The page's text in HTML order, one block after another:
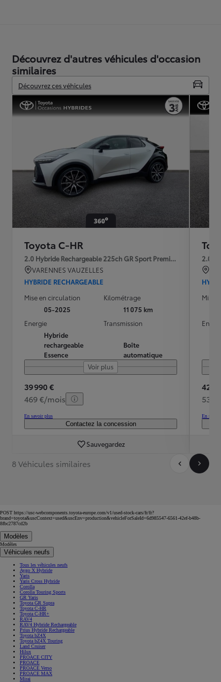
Découvrez d'autres véhicules d'occasion
similaires
Découvrez ces véhicules
Toyota C-HR
2.0 Hybride Rechargeable 225ch GR Sport Premiere MY25
VARENNES VAUZELLES
HYBRIDE RECHARGEABLE
Mise en circulation
05-2025
Kilométrage
11 075 km
Energie
Hybride
rechargeable
Essence
Transmission
Boîte
automatique
Voir plus
39 990 €
469 €/mois
En savoir plus
Contactez la concession
Sauvegardez
2.0
Mise
42
539
En
8 Véhicules similaires
POST https://usc-webcomponents.toyota-europe.com/v1/used-stock-cars/fr/fr?
brand=toyota&uscContext=used&uscEnv=production&vehicleForSaleId=6d985547-6561-42ef-b48b-
8fbc2787cd2b
Modèles
Modèles
Véhicules neufs
Tous les véhicules neufs
Aygo X Hybride
Yaris
Yaris Cross Hybride
Corolla
Corolla Touring Sports
GR Yaris
Toyota GR Supra
Toyota C-HR
Toyota C-HR+
RAV4
RAV4 Hybride Rechargeable
Prius Hybride Rechargeable
Toyota bZ4X
Toyota bZ4X Touring
Land Cruiser
Hilux
PROACE CITY
PROACE
PROACE Verso
PROACE MAX
Mirai